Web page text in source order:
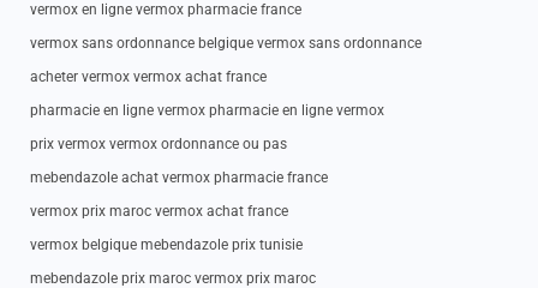
vermox en ligne vermox pharmacie france
vermox sans ordonnance belgique vermox sans ordonnance
acheter vermox vermox achat france
pharmacie en ligne vermox pharmacie en ligne vermox
prix vermox vermox ordonnance ou pas
mebendazole achat vermox pharmacie france
vermox prix maroc vermox achat france
vermox belgique mebendazole prix tunisie
mebendazole prix maroc vermox prix maroc